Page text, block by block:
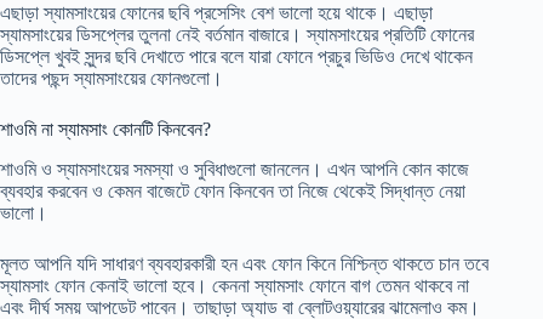
এছাড়া স্যামসাংয়ের ফোনের ছবি প্রসেসিং বেশ ভালো হয়ে থাকে। এছাড়া
স্যামসাংয়ের ডিসপ্লের তুলনা নেই বর্তমান বাজারে। স্যামসাংয়ের প্রতিটি ফোনের
ডিসপ্লে খুবই সুন্দর ছবি দেখাতে পারে বলে যারা ফোনে প্রচুর ভিডিও দেখে থাকেন
তাদের পছন্দ স্যামসাংয়ের ফোনগুলো।
শাওমি না স্যামসাং কোনটি কিনবেন?
শাওমি ও স্যামসাংয়ের সমস্যা ও সুবিধাগুলো জানলেন। এখন আপনি কোন কাজে
ব্যবহার করবেন ও কেমন বাজেটে ফোন কিনবেন তা নিজে থেকেই সিদ্ধান্ত নেয়া
ভালো।
মূলত আপনি যদি সাধারণ ব্যবহারকারী হন এবং ফোন কিনে নিশ্চিন্ত থাকতে চান তবে
স্যামসাং ফোন কেনাই ভালো হবে। কেননা স্যামসাং ফোনে বাগ তেমন থাকবে না
এবং দীর্ঘ সময় আপডেট পাবেন। তাছাড়া অ্যাড বা ব্লোটওয়্যারের ঝামেলাও কম।